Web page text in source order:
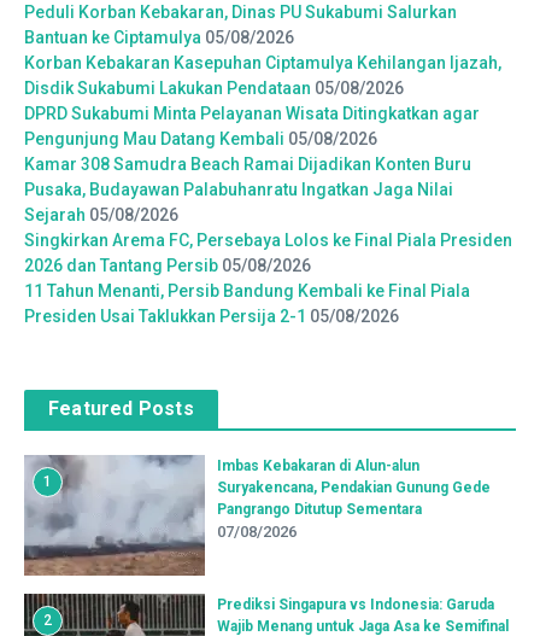
Peduli Korban Kebakaran, Dinas PU Sukabumi Salurkan
Bantuan ke Ciptamulya 05/08/2026
Korban Kebakaran Kasepuhan Ciptamulya Kehilangan Ijazah,
Disdik Sukabumi Lakukan Pendataan 05/08/2026
DPRD Sukabumi Minta Pelayanan Wisata Ditingkatkan agar
Pengunjung Mau Datang Kembali 05/08/2026
Kamar 308 Samudra Beach Ramai Dijadikan Konten Buru
Pusaka, Budayawan Palabuhanratu Ingatkan Jaga Nilai
Sejarah 05/08/2026
Singkirkan Arema FC, Persebaya Lolos ke Final Piala Presiden
2026 dan Tantang Persib 05/08/2026
11 Tahun Menanti, Persib Bandung Kembali ke Final Piala
Presiden Usai Taklukkan Persija 2-1 05/08/2026
Featured Posts
1
Imbas Kebakaran di Alun-alun
Suryakencana, Pendakian Gunung Gede
Pangrango Ditutup Sementara
07/08/2026
2
Prediksi Singapura vs Indonesia: Garuda
Wajib Menang untuk Jaga Asa ke Semifinal